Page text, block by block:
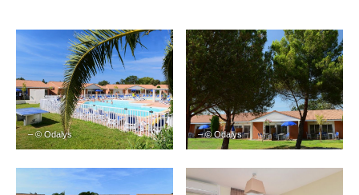
– © Odalys – © Odalys